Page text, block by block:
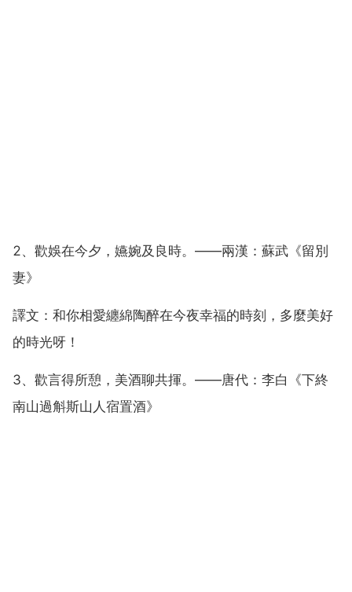
2、歡娛在今夕，嬿婉及良時。——兩漢：蘇武《留別
妻》
譯文：和你相愛纏綿陶醉在今夜幸福的時刻，多麼美好
的時光呀！
3、歡言得所憩，美酒聊共揮。——唐代：李白《下終
南山過斛斯山人宿置酒》